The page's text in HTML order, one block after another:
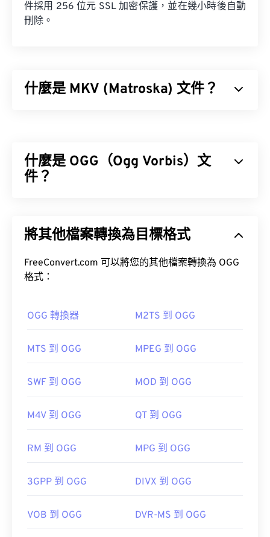
件採用 256 位元 SSL 加密保護，並在幾小時後自動
刪除。
什麼是 MKV (Matroska) 文件？
行自訂。
如何開啟 MKV 檔案？
開啟 MKV 檔案的最佳方法是使用 VLC 媒體播放器。
很重要，因為 MKV 不是行業標準，這意味著其他媒
這意味著檔案可能會非常大。
Codec Pack (CCCP)
開發者：
初始發布：2002
什麼是 OGG（Ogg Vorbis）文
件？
專利、免版稅的編碼方案。與MP3檔案一樣，OGG
藝人和曲目標題資訊。
如何開啟 OGG 檔案？
實用連結：
https://xiph.org/vorbis/
將其他檔案轉換為目標格式
FreeConvert.com 可以將您的其他檔案轉換為 OGG
格式：
OGG 轉換器 M2TS 到 OGG
MTS 到 OGG MPEG 到 OGG
SWF 到 OGG MOD 到 OGG
M4V 到 OGG QT 到 OGG
RM 到 OGG MPG 到 OGG
3GPP 到 OGG DIVX 到 OGG
VOB 到 OGG DVR-MS 到 OGG